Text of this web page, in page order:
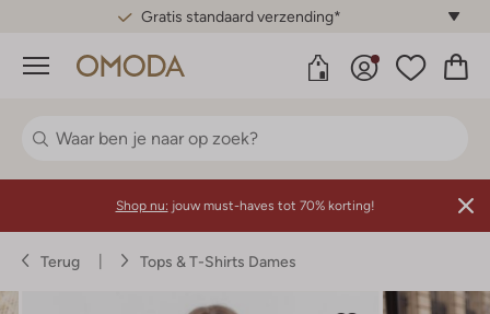
Gratis standaard verzending*
Menu
Shop nu: jouw must-haves tot 70% korting!
Terug Tops & T-Shirts Dames